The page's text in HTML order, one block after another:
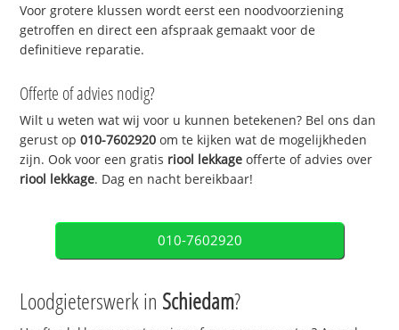
Voor grotere klussen wordt eerst een noodvoorziening
getroffen en direct een afspraak gemaakt voor de
definitieve reparatie.
Offerte of advies nodig?
Wilt u weten wat wij voor u kunnen betekenen? Bel ons dan
gerust op010-7602920 om te kijken wat de mogelijkheden
zijn. Ook voor een gratis riool lekkage offerte of advies over
riool lekkage. Dag en nacht bereikbaar!
010-7602920
Loodgieterswerk in Schiedam?